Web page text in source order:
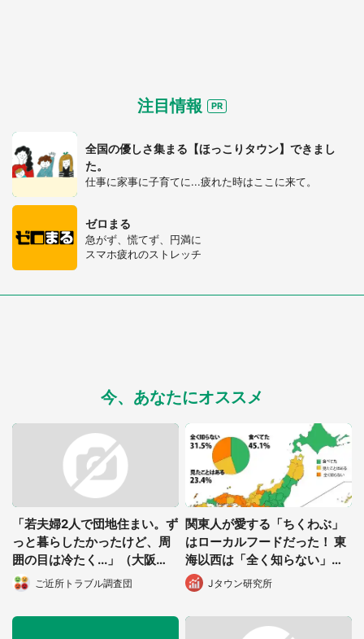
選択する
注目情報
全国の優しさ集まる【ほっこりタウン】できまし
た。
仕事に家事に子育てに...疲れた時はここに来て。
ゼロまる
急がず、慌てず、円満に
スマホ疲れのストレッチ
今、あなたにオススメ
「若夫婦2人で団地住まい。ず
っと暮らしたかったけど、周
囲の目は冷たく...」（大阪
府・30代女性）
ご近所トラブル調査団
関東人が愛する「ちくわぶ」
はローカルフードだった！ 東
海以西は「全く知らない」多
数派 Jタウン研究所